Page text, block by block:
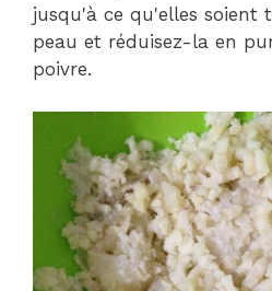
jusqu'à ce qu'elles soient
peau et réduisez-la en
poivre.